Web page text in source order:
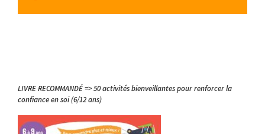
LIVRE RECOMMANDÉ => 50 activités bienveillantes pour renforcer la
confiance en soi (6/12 ans)